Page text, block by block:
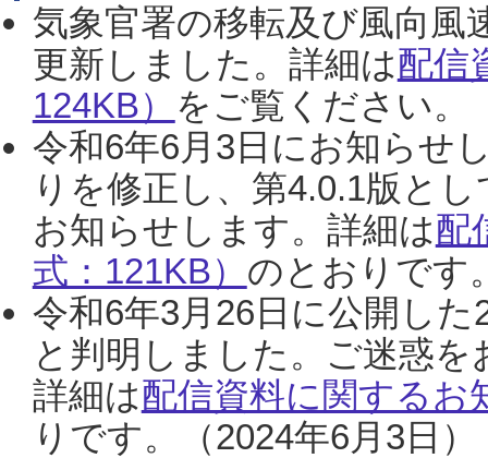
気象官署の移転及び風向風
更新しました。詳細は配信
124KB） をご覧ください。
令和6年6月3日にお知らせ
りを修正し、第4.0.1版と
お知らせします。詳細は配
式：121KB） のとおりです
令和6年3月26日に公開し
と判明しました。ご迷惑
詳細は配信資料に関するお
りです。（2024年6月3日）